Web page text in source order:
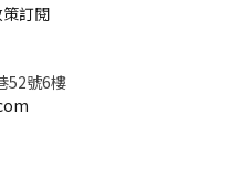
訂閱
52號6樓